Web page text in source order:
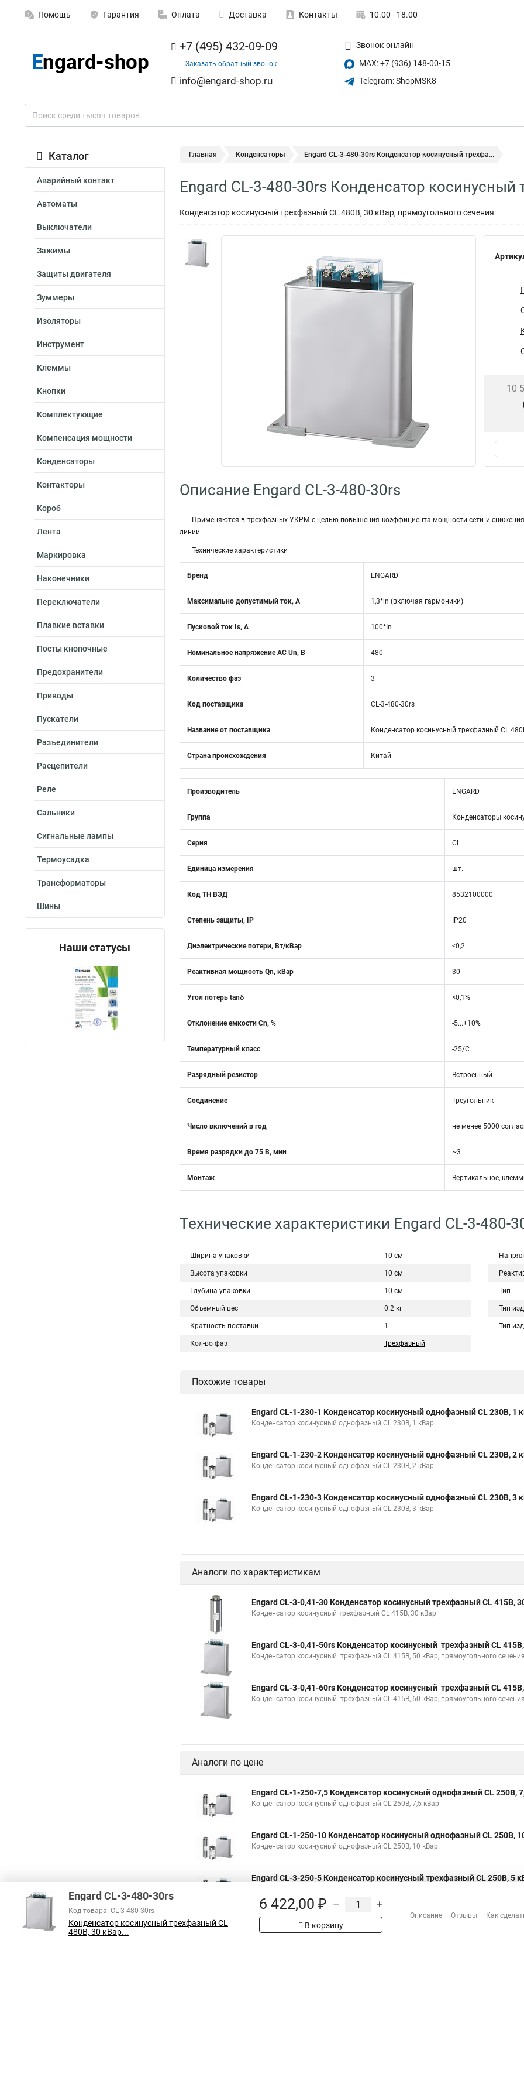
Помощь Гарантия Оплата Доставка Контакты 10.00 - 18.00
+7 (495) 432-09-09
Заказать обратный звонок
info@engard-shop.ru
Звонок онлайн
MAX: +7 (936) 148-00-15
Telegram: ShopMSK8
Каталог
Аварийный контакт
Автоматы
Выключатели
Зажимы
Защиты двигателя
Зуммеры
Изоляторы
Инструмент
Клеммы
Кнопки
Комплектующие
Компенсация мощности
Конденсаторы
Контакторы
Короб
Лента
Маркировка
Наконечники
Переключатели
Плавкие вставки
Посты кнопочные
Предохранители
Приводы
Пускатели
Разъединители
Расцепители
Реле
Сальники
Сигнальные лампы
Термоусадка
Трансформаторы
Шины
Наши статусы
Главная Конденсаторы Engard CL-3-480-30rs Конденсатор косинусный трехфа...
Engard CL-3-480-30rs Конденсатор
Конденсатор косинусный трехфазный CL 480В, 30 кВар, прямоугольного сечения
10
Описание Engard CL-3-480-30rs
Применяются в трехфазных УКРМ с целью повышения коэффициента мощности сети и
линии.
Технические характеристики
Бренд ENGARD
Максимально допустимый ток, А 1,3*ln (включая гармоники)
Пусковой ток Is, А 100*In
Номинальное напряжение АС Un, В 480
Количество фаз 3
Код поставщика CL-3-480-30rs
Название от поставщика Конденсатор косинусный трехфазный CL
Страна происхождения Китай
Производитель ENGARD
Группа Конденсаторы
Серия CL
Единица измерения шт.
Код ТН ВЭД 8532100000
Степень защиты, IP IP20
Диэлектрические потери, Вт/кВар <0,2
Реактивная мощность Qn, кВар 30
Угол потерь tanδ <0,1%
Отклонение емкости Cn, % -5...+10%
Температурный класс -25/С
Разрядный резистор Встроенный
Соединение Треугольник
Число включений в год не менее 5000
Время разрядки до 75 В, мин ~3
Монтаж Вертикальное,
Технические характеристики Engard CL-3-480-
Ширина упаковки 10 см
Высота упаковки 10 см
Глубина упаковки 10 см
Объемный вес 0.2 кг
Кратность поставки 1
Кол-во фаз Трехфазный
Тип
Тип
Тип
Похожие товары
Engard CL-1-230-1 Конденсатор косинусный однофазный CL 230В, 1
Конденсатор косинусный однофазный CL 230В, 1 кВар
Engard CL-1-230-2 Конденсатор косинусный однофазный CL 230В, 2
Конденсатор косинусный однофазный CL 230В, 2 кВар
Engard CL-1-230-3 Конденсатор косинусный однофазный CL 230В, 3
Конденсатор косинусный однофазный CL 230В, 3 кВар
Аналоги по характеристикам
Engard CL-3-0,41-30 Конденсатор косинусный трехфазный CL 415В,
Конденсатор косинусный трехфазный CL 415В, 30 кВар
Engard CL-3-0,41-50rs Конденсатор косинусный трехфазный CL
Конденсатор косинусный трехфазный CL 415В, 50 кВар, прямоугольного сечения
Engard CL-3-0,41-60rs Конденсатор косинусный трехфазный CL
Конденсатор косинусный трехфазный CL 415В, 60 кВар, прямоугольного сечения
Аналоги по цене
Engard CL-1-250-7,5 Конденсатор косинусный однофазный CL 250В,
Конденсатор косинусный однофазный CL 250В, 7,5 кВар
Engard CL-1-250-10 Конденсатор косинусный однофазный CL 250В,
Конденсатор косинусный однофазный CL 250В, 10 кВар
Engard CL-3-250-5 Конденсатор косинусный трехфазный CL 250В, 5
Engard CL-3-480-30rs
Код товара: CL-3-480-30rs
Конденсатор косинусный трехфазный CL
480В, 30 кВар...
6 422,00 ₽ – +
В корзину
Описание Отзывы Как